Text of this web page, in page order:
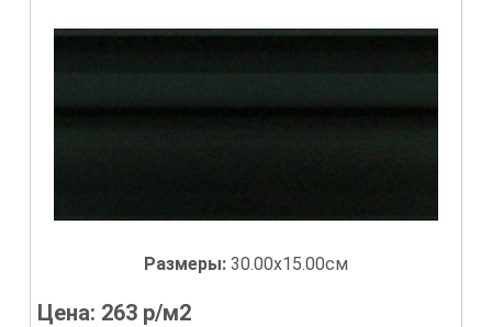
Размеры: 30.00x15.00см
Цена: 263 р/м2